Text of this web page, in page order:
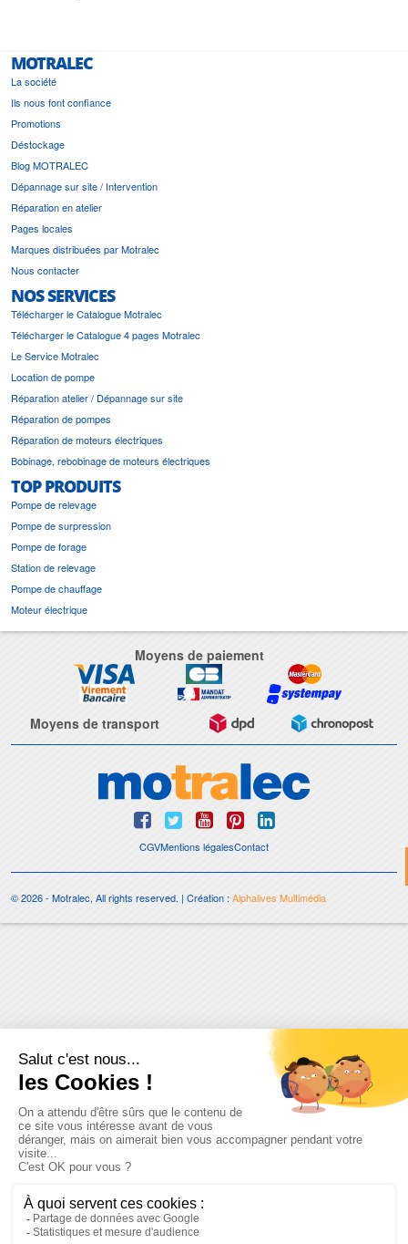
MOTRALEC
La société
Ils nous font confiance
Promotions
Déstockage
Blog MOTRALEC
Dépannage sur site / Intervention
Réparation en atelier
Pages locales
Marques distribuées par Motralec
Nous contacter
NOS SERVICES
Télécharger le Catalogue Motralec
Télécharger le Catalogue 4 pages Motralec
Le Service Motralec
Location de pompe
Réparation atelier / Dépannage sur site
Réparation de pompes
Réparation de moteurs électriques
Bobinage, rebobinage de moteurs électriques
TOP PRODUITS
Pompe de relevage
Pompe de surpression
Pompe de forage
Station de relevage
Pompe de chauffage
Moteur électrique
Moyens de paiement
Moyens de transport
CGVMentions légalesContact
© 2026 - Motralec, All rights reserved. | Création :Alphalives Multimédia